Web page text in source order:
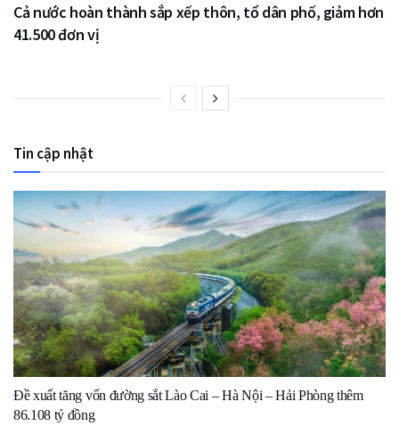
Cả nước hoàn thành sắp xếp thôn, tổ dân phố, giảm hơn
41.500 đơn vị
Tin cập nhật
Đề xuất tăng vốn đường sắt Lào Cai – Hà Nội – Hải Phòng thêm
86.108 tỷ đồng